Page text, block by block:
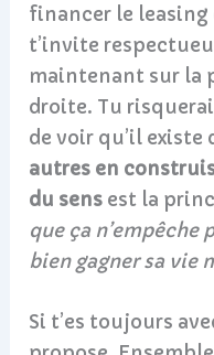
financer le leasing
t’invite
maintenant sur la
droite. Tu
de voir qu’il existe
autres en
du sens est la
que ça n’empêche
bien gagner sa vie
Si t’es toujours